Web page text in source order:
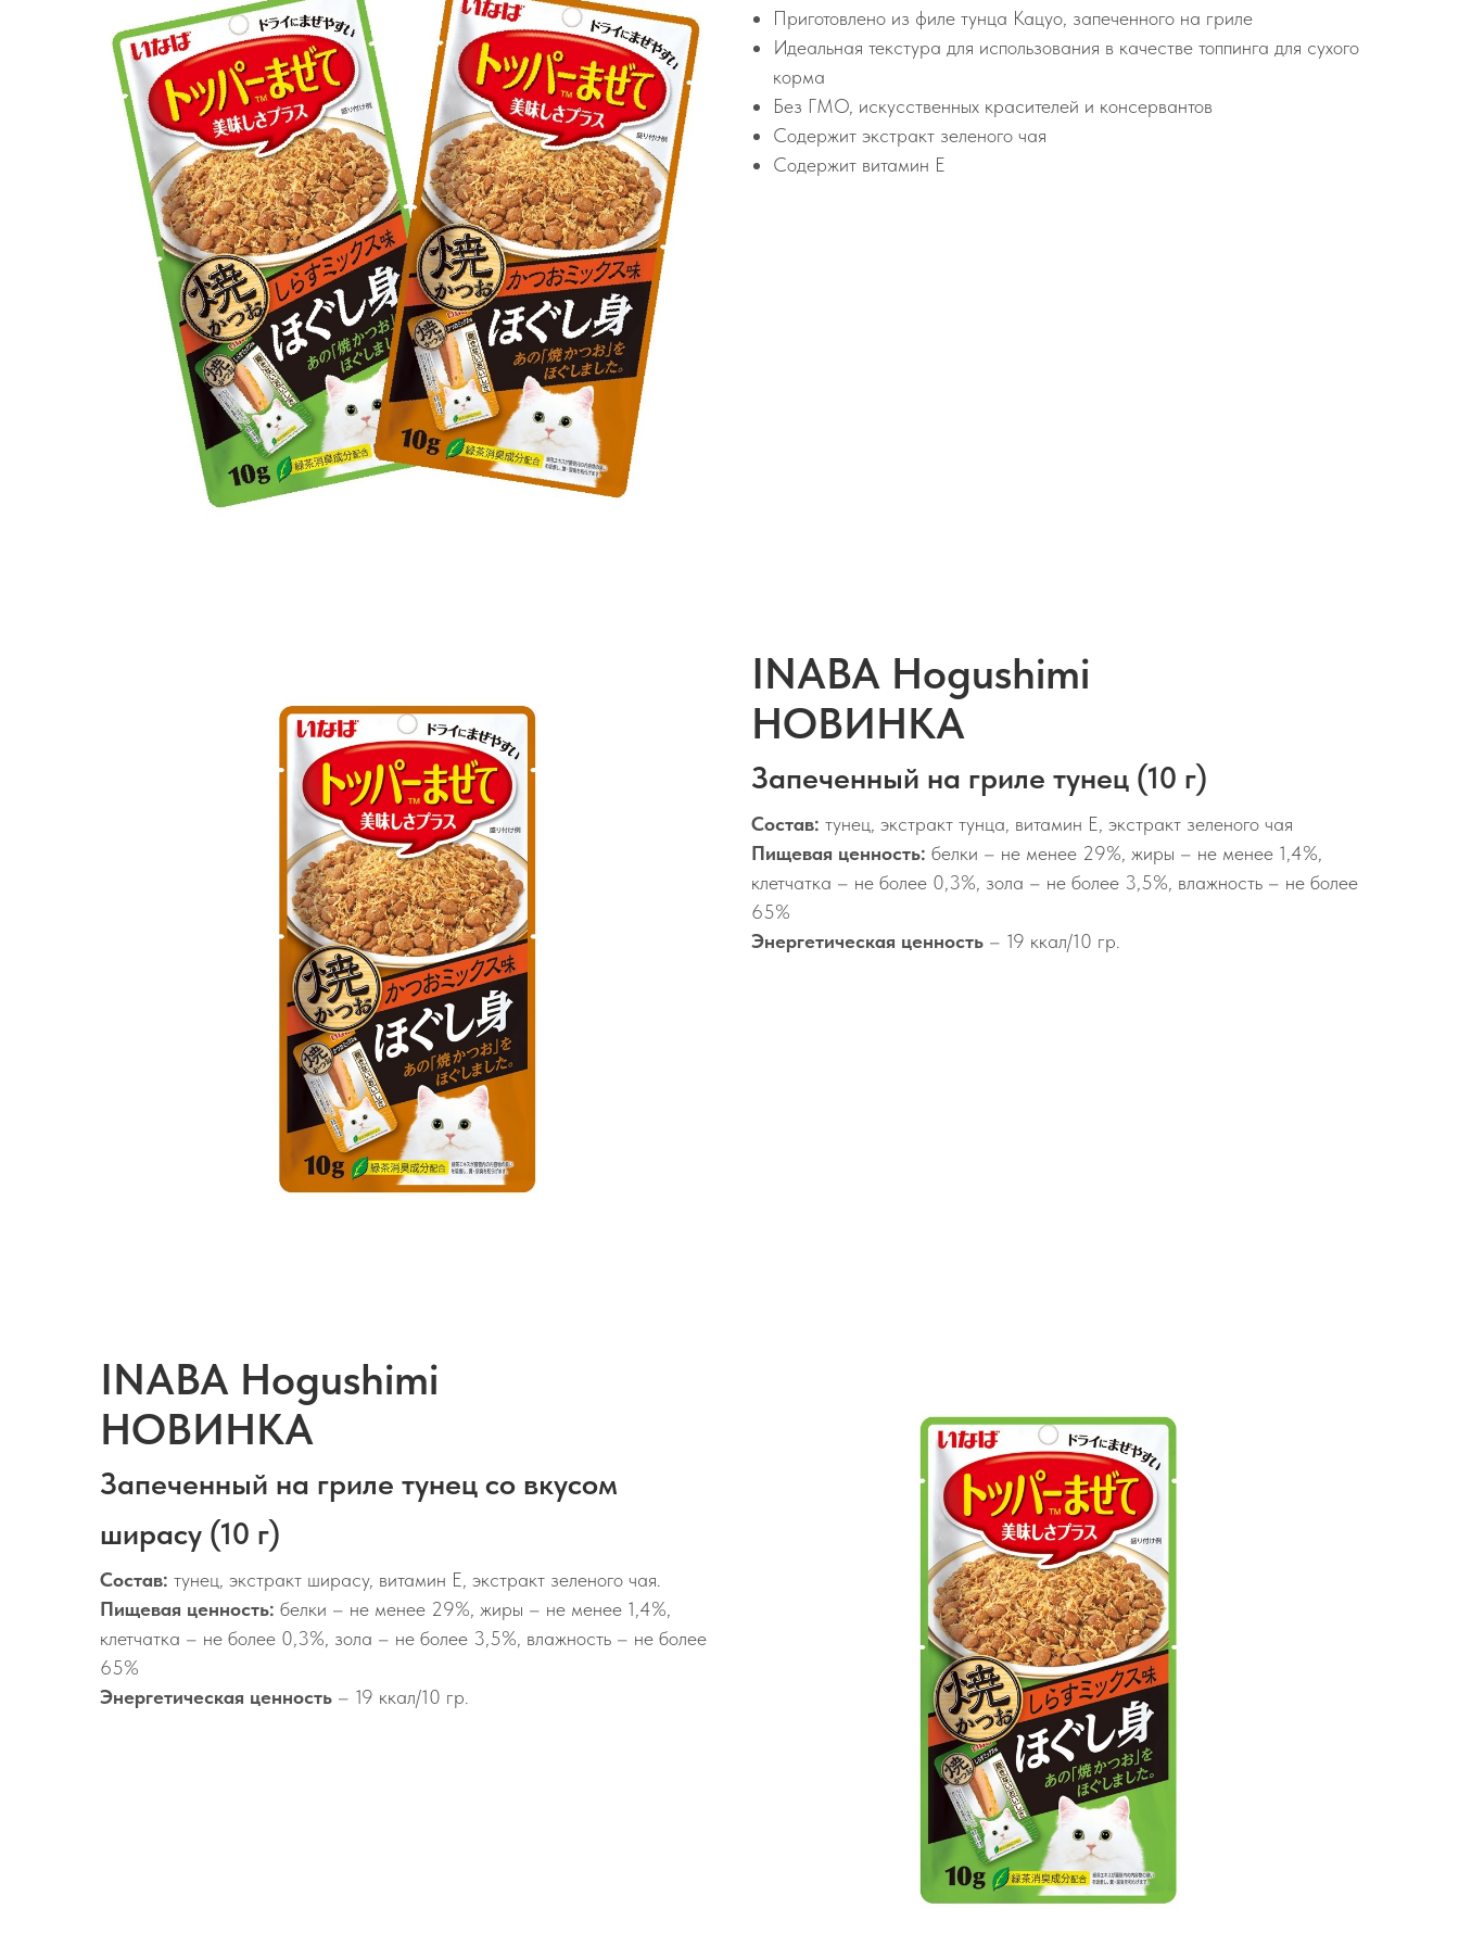
Приготовлено из филе тунца Кацуо, запеченного на гриле
Идеальная текстура для использования в качестве топпинга для сухого
корма
Без ГМО, искусственных красителей и консервантов
Содержит экстракт зеленого чая
Содержит витамин Е
INABA Hogushimi
НОВИНКА
Запеченный на гриле тунец (10 г)
Состав: тунец, экстракт тунца, витамин Е, экстракт зеленого чая
Пищевая ценность: белки – не менее 29%, жиры – не менее 1,4%,
клетчатка – не более 0,3%, зола – не более 3,5%, влажность – не более
65%
Энергетическая ценность – 19 ккал/10 гр.
INABA Hogushimi
НОВИНКА
Запеченный на гриле тунец со вкусом
ширасу (10 г)
Состав: тунец, экстракт ширасу, витамин Е, экстракт зеленого чая.
Пищевая ценность: белки – не менее 29%, жиры – не менее 1,4%,
клетчатка – не более 0,3%, зола – не более 3,5%, влажность – не более
65%
Энергетическая ценность – 19 ккал/10 гр.